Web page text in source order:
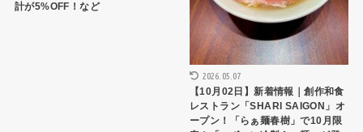
計が5%OFF！など
2026.05.07
【10月02日】新着情報｜創作和食
レストラン「SHARI SAIGON」オ
ープン！「らぁ麺春樹」で10月限